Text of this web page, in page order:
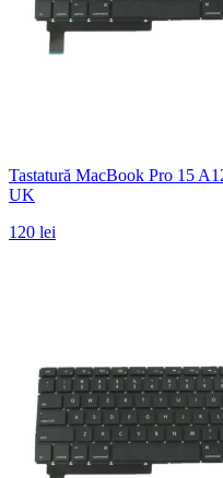
Tastatură MacBook Pro 15
UK
120 lei